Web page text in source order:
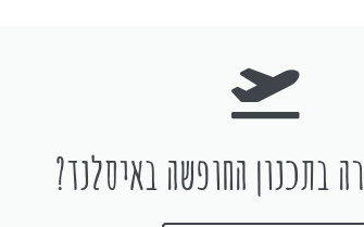
בתכנון החופשה באיסלנד?